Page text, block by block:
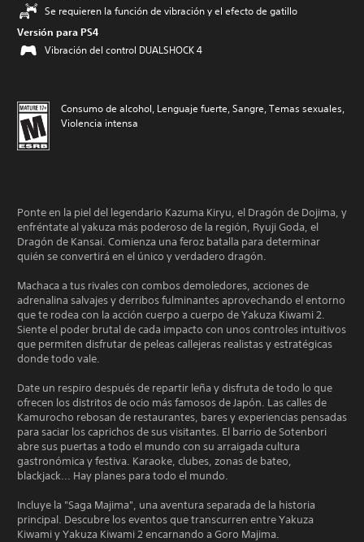
Se requieren la función de vibración y el efecto de gatillo
Versión para PS4
Vibración del control DUALSHOCK 4
Consumo de alcohol, Lenguaje fuerte, Sangre, Temas sexuales,
Violencia intensa
Ponte en la piel del legendario Kazuma Kiryu, el Dragón de Dojima, y
enfréntate al yakuza más poderoso de la región, Ryuji Goda, el
Dragón de Kansai. Comienza una feroz batalla para determinar
quién se convertirá en el único y verdadero dragón.
Machaca a tus rivales con combos demoledores, acciones de
adrenalina salvajes y derribos fulminantes aprovechando el entorno
que te rodea con la acción cuerpo a cuerpo de Yakuza Kiwami 2.
Siente el poder brutal de cada impacto con unos controles intuitivos
que permiten disfrutar de peleas callejeras realistas y estratégicas
donde todo vale.
Date un respiro después de repartir leña y disfruta de todo lo que
ofrecen los distritos de ocio más famosos de Japón. Las calles de
Kamurocho rebosan de restaurantes, bares y experiencias pensadas
para saciar los caprichos de sus visitantes. El barrio de Sotenbori
abre sus puertas a todo el mundo con su arraigada cultura
gastronómica y festiva. Karaoke, clubes, zonas de bateo,
blackjack... Hay planes para todo el mundo.
Incluye la "Saga Majima", una aventura separada de la historia
principal. Descubre los eventos que transcurren entre Yakuza
Kiwami y Yakuza Kiwami 2 encarnando a Goro Majima.